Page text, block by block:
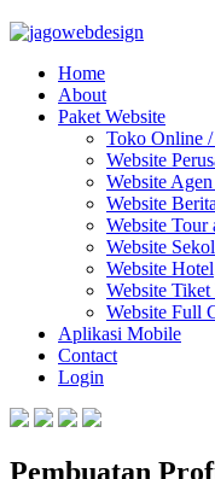
Home
About
Paket Website
Toko Online
Website
Website
Website Berita
Website Tour
Website
Website Hotel
Website Tiket
Website Full
Aplikasi Mobile
Contact
Login
Pembuatan